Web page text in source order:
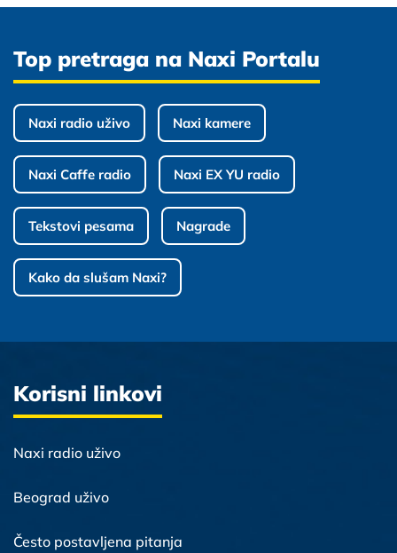
Top pretraga na Naxi Portalu
Naxi radio uživo Naxi kamere
Naxi Caffe radio Naxi EX YU radio
Tekstovi pesama Nagrade
Kako da slušam Naxi?
Korisni linkovi
Naxi radio uživo
Beograd uživo
Često postavljena pitanja